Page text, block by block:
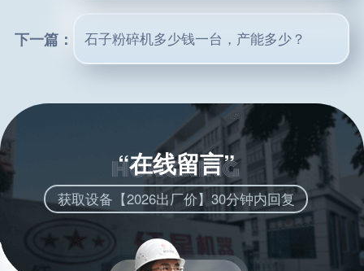
下一篇： 石子粉碎机多少钱一台，产能多少？
“在线留言”
获取设备【2026出厂价】30分钟内回复